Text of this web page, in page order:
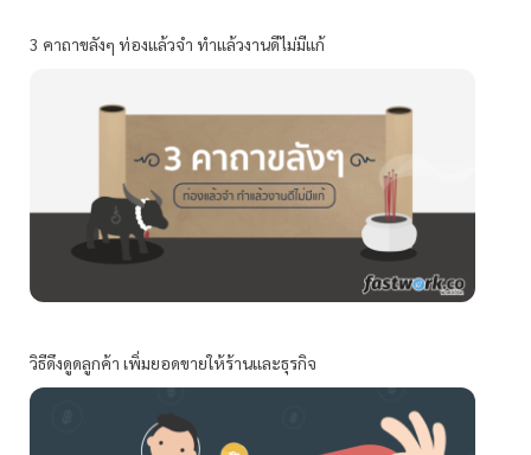
3 คาถาขลังๆ ท่องแล้วจำ ทำแล้วงานดีไม่มีแก้
วิธีดึงดูดลูกค้า เพิ่มยอดขายให้ร้านและธุรกิจ